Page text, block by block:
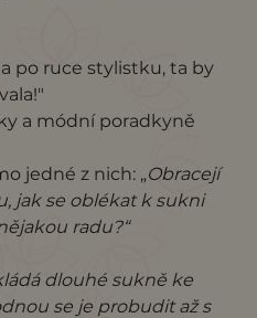
po ruce stylistku, ta by
a módní poradkyně
jedné z nich: „Obracejí
jak se oblékat k sukni
radu?“
dlouhé sukně ke
se je probudit až s